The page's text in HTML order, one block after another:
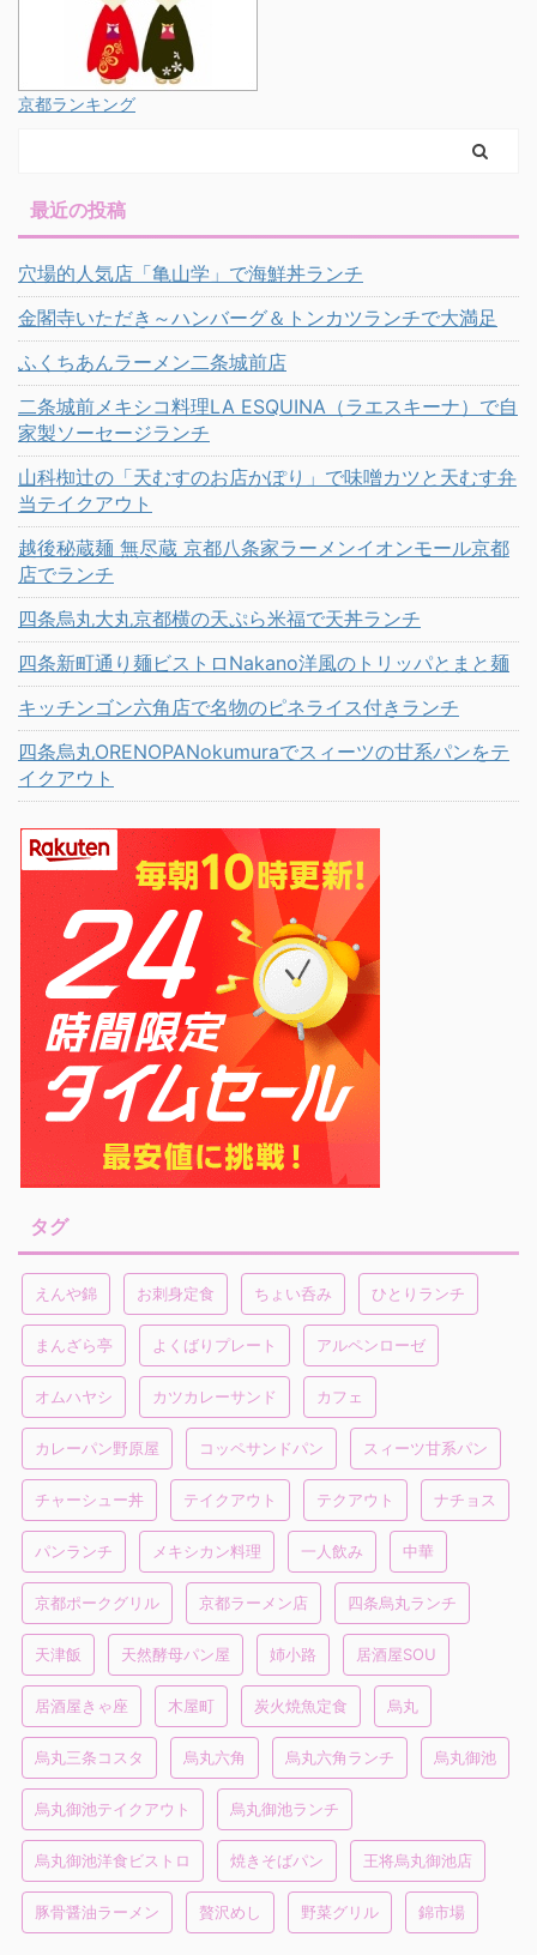
京都ランキング
最近の投稿
穴場的人気店「亀山学」で海鮮丼ランチ
金閣寺いただき～ハンバーグ＆トンカツランチで大満足
ふくちあんラーメン二条城前店
二条城前メキシコ料理LA ESQUINA（ラエスキーナ）で自
家製ソーセージランチ
山科椥辻の「天むすのお店かぽり」で味噌カツと天むす弁
当テイクアウト
越後秘蔵麺 無尽蔵 京都八条家ラーメンイオンモール京都
店でランチ
四条烏丸大丸京都横の天ぷら米福で天丼ランチ
四条新町通り麺ビストロNakano洋風のトリッパとまと麺
キッチンゴン六角店で名物のピネライス付きランチ
四条烏丸ORENOPANokumuraでスィーツの甘系パンをテ
イクアウト
タグ
えんや錦 お刺身定食 ちょい呑み ひとりランチ
まんざら亭 よくばりプレート アルペンローゼ
オムハヤシ カツカレーサンド カフェ
カレーパン野原屋 コッペサンドパン スィーツ甘系パン
チャーシュー丼 テイクアウト テクアウト ナチョス
パンランチ メキシカン料理 一人飲み 中華
京都ポークグリル 京都ラーメン店 四条烏丸ランチ
天津飯 天然酵母パン屋 姉小路 居酒屋SOU
居酒屋きゃ座 木屋町 炭火焼魚定食 烏丸
烏丸三条コスタ 烏丸六角 烏丸六角ランチ 烏丸御池
烏丸御池テイクアウト 烏丸御池ランチ
烏丸御池洋食ビストロ 焼きそばパン 王将烏丸御池店
豚骨醤油ラーメン 贅沢めし 野菜グリル 錦市場